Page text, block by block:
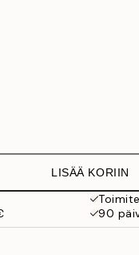
LISÄÄ KORIIN
90